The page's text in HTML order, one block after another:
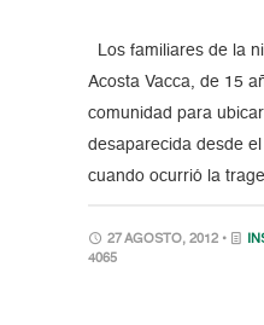
Los familiares de la
Acosta Vacca, de 15
comunidad para
desaparecida desde
cuando ocurrió la
27 AGOSTO, 2012 •
4065